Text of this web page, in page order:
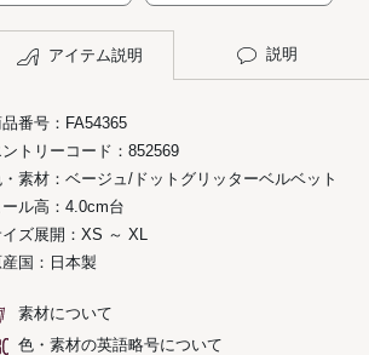
アイテム説明 説明
番号：FA54365
ントリーコード：852569
素材：ベージュ/ドットグリッターベルベット
ール高：4.0cm台
ズ展開：XS ～ XL
産国：日本製
素材について
色・素材の英語略号について